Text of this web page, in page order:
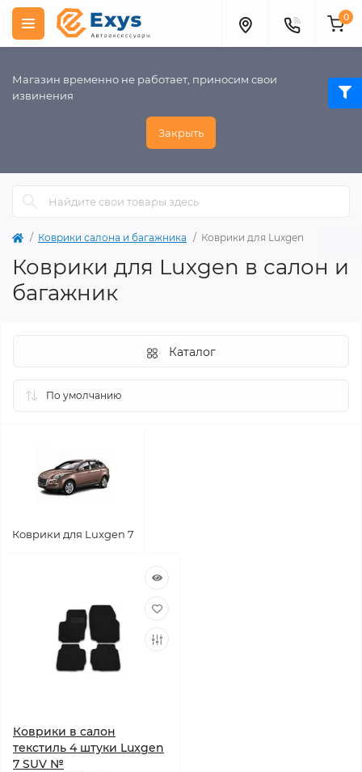
Магазин временно не работает, приносим свои
извинения
Закрыть
0
Коврики салона и багажника Коврики для Luxgen
Коврики для Luxgen в салон и
багажник
Каталог
Коврики для Luxgen 7
Коврики в салон
текстиль 4 штуки Luxgen
7 SUV №